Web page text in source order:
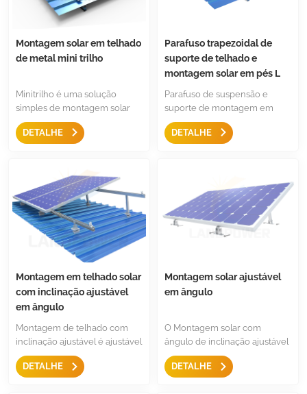
Montagem solar em telhado
de metal mini trilho
Minitrilho é uma solução
simples de montagem solar
para telhado de metal, menos
componentes, vem apenas
de aterramento. É uma
estrutura de montagem
econômica e rápida para
telhado de metal.
DETALHE
Parafuso trapezoidal de
suporte de telhado e
montagem solar em pés L
Parafuso de suspensão e
suporte de montagem em
telhado de metal LongRail
com pés em L é uma solução
ondulado. Eles vêm com
parafuso de suspensão A2 de
aço inoxidável padrão,
suporte L de alumínio e
DETALHE
Montagem em telhado solar
com inclinação ajustável
em ângulo
Montagem de telhado com
inclinação ajustável é ajustável
no ângulo de inclinação e
instalado em telhados
DETALHE
Montagem solar ajustável
em ângulo
O Montagem solar com
ângulo de inclinação ajustável
consiste em apenas dois
componentes, é uma solução
DETALHE